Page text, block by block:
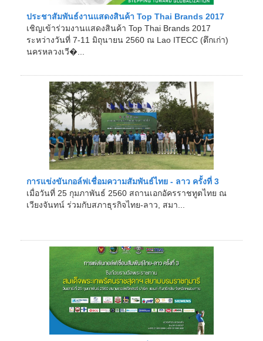
ประชาสัมพันธ์งานแสดงสินค้า Top Thai Brands 2017
เชิญเข้าร่วมงานแสดงสินค้า Top Thai Brands 2017
ระหว่างวันที่ 7-11 มิถุนายน 2560 ณ Lao ITECC (ตึกเก่า)
นครหลวงเวี�...
การแข่งขันกอล์ฟเชื่อมความสัมพันธ์ไทย - ลาว ครั้งที่ 3
เมื่อวันที่ 25 กุมภาพันธ์ 2560 สถานเอกอัครราชทูตไทย ณ
เวียงจันทน์ ร่วมกับสภาธุรกิจไทย-ลาว, สมา...